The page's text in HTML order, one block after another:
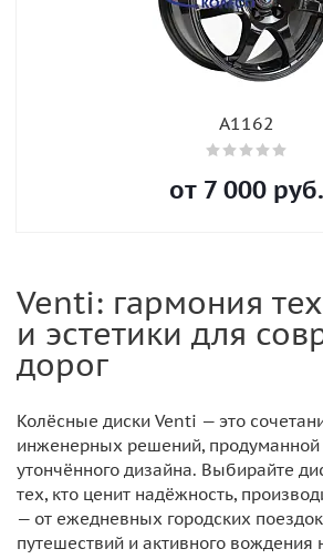
А1162
от 7 000 руб.
Venti: гармония
и эстетики для
дорог
Колёсные диски Venti — это
инженерных решений, продуманной
утончённого дизайна. Выбирайте
тех, кто ценит надёжность,
— от ежедневных городских
путешествий и активного вождения